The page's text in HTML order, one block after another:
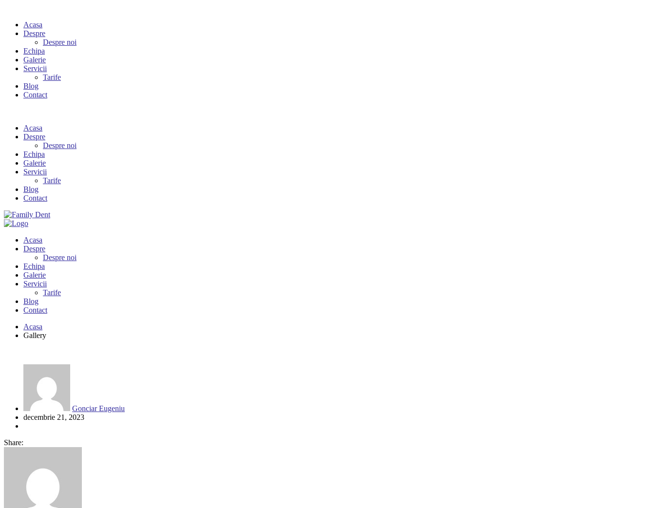
Acasa
Despre
Despre noi
Echipa
Galerie
Servicii
Tarife
Blog
Contact
Acasa
Despre
Despre noi
Echipa
Galerie
Servicii
Tarife
Blog
Contact
Acasa
Despre
Despre noi
Echipa
Galerie
Servicii
Tarife
Blog
Contact
Acasa
Gallery
Gonciar Eugeniu
decembrie 21, 2023
Share: